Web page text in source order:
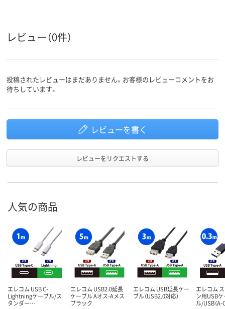
レビュー（0件）
投稿されたレビューはまだありません。お客様のレビューコメントをお
待ちしています。
レビューを書く
レビューをリクエストする
人気の商品
エレコム USB C-
Lightningケーブル/ス
タンダー…
エレコム USB2.0延長
ケーブル Aオス-Aメス
ブラック
エレコム USB延長ケー
ブル（USB2.0対応）
エレコム
ン用USB
ル/USB（A-